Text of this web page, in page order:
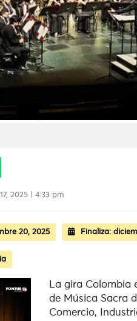
2025 | 4:33 pm
20, 2025 Finaliza:
La gira Colombia
de Música Sacra
Comercio,